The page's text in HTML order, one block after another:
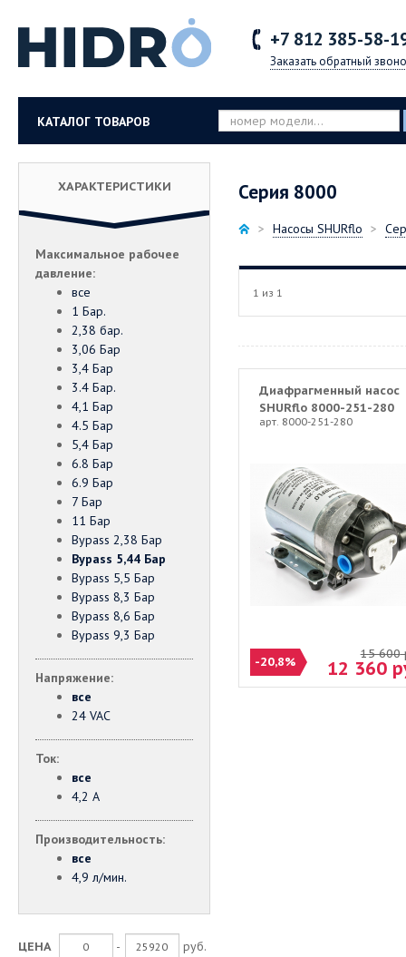
+7 812 385-58-
Заказать обратный
КАТАЛОГ ТОВАРОВ
ХАРАКТЕРИСТИКИ
Максимальное рабочее
давление:
все
1 Бар.
2,38 бар.
3,06 Бар
3,4 Бар
3.4 Бар.
4,1 Бар
4.5 Бар
5,4 Бар
6.8 Бар
6.9 Бар
7 Бар
11 Бар
Bypass 2,38 Бар
Bypass 5,44 Бар
Bypass 5,5 Бар
Bypass 8,3 Бар
Bypass 8,6 Бар
Bypass 9,3 Бар
Напряжение:
все
24 VAC
Ток:
все
4,2 А
Производительность:
все
4,9 л/мин.
ЦЕНА - руб.
Серия 8000
Насосы SHURflo
1 из 1
Диафрагменный насос
SHURflo 8000-251-280
арт. 8000-251-280
-20,8%
15 600
12 360